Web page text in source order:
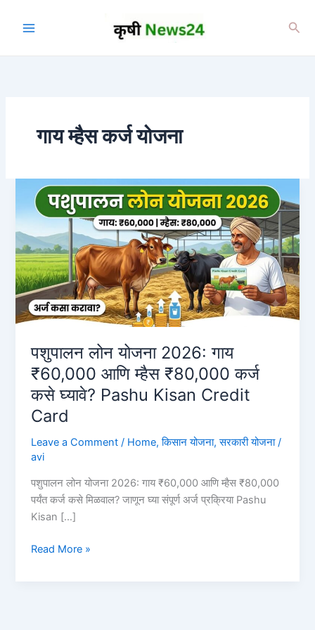
गाय म्हैस कर्ज योजना
पशुपालन लोन योजना 2026: गाय
₹60,000 आणि म्हैस ₹80,000 कर्ज
कसे घ्यावे? Pashu Kisan Credit
Card
Leave a Comment / Home,किसान योजना,सरकारी योजना/
avi
पशुपालन लोन योजना 2026: गाय ₹60,000 आणि म्हैस ₹80,000
पर्यंत कर्ज कसे मिळवाल? जाणून घ्या संपूर्ण अर्ज प्रक्रिया Pashu
Kisan […]
पशुपालन
Read More »